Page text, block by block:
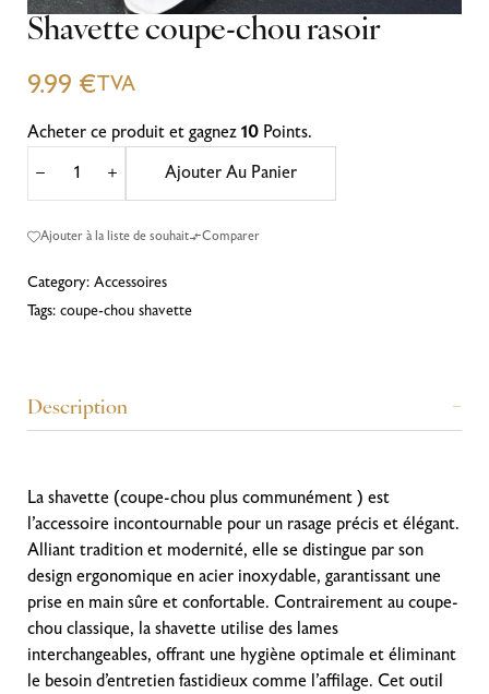
Shavette coupe-chou rasoir
9.99 €TVA
Acheter ce produit et gagnez10 Points.
Ajouter Au Panier
Ajouter à la liste de souhait Comparer
Category: Accessoires
Tags: coupe-chou shavette
Description
La shavette (coupe-chou plus communément ) est
l’accessoire incontournable pour un rasage précis et élégant.
Alliant tradition et modernité, elle se distingue par son
design ergonomique en acier inoxydable, garantissant une
prise en main sûre et confortable. Contrairement au coupe-
chou classique, la shavette utilise des lames
interchangeables, offrant une hygiène optimale et éliminant
le besoin d’entretien fastidieux comme l’affilage. Cet outil